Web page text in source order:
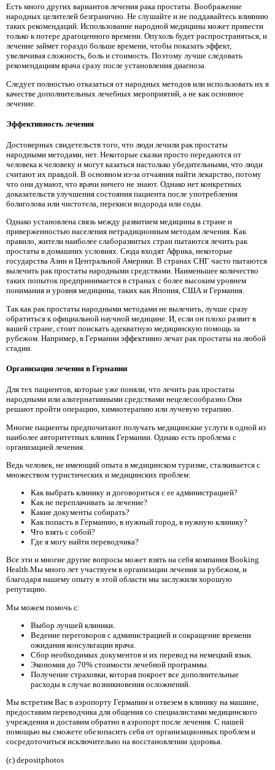
Есть много других вариантов лечения рака простаты. Воображение
народных целителей безгранично. Не слушайте и не поддавайтесь влиянию
таких рекомендаций. Использование народной медицины может привести
только к потере драгоценного времени. Опухоль будет распространяться, и
лечение займет гораздо больше времени, чтобы показать эффект,
увеличивая сложность, боль и стоимость. Поэтому лучше следовать
рекомендациям врача сразу после установления диагноза.
Следует полностью отказаться от народных методов или использовать их в
качестве дополнительных лечебных мероприятий, а не как основное
лечение.
Эффективность лечения
Достоверных свидетельств того, что люди лечили рак простаты
народными методами, нет. Некоторые сказки просто передаются от
человека к человеку и могут казаться настолько убедительными, что люди
считают их правдой. В основном из-за отчаяния найти лекарство, потому
что они думают, что врачи ничего не знают. Однако нет конкретных
доказательств улучшения состояния пациента после употребления
болиголова или чистотела, перекиси водорода или соды.
Однако установлена ​​связь между развитием медицины в стране и
приверженностью населения нетрадиционным методам лечения. Как
правило, жители наиболее слаборазвитых стран пытаются лечить рак
простаты в домашних условиях. Сюда входят Африка, некоторые
государства Азии и Центральной Америки. В странах СНГ часто пытаются
вылечить рак простаты народными средствами. Наименьшее количество
таких попыток предпринимается в странах с более высоким уровнем
понимания и уровня медицины, таких как Япония, США и Германия.
Так как рак простаты народными методами не вылечить, лучше сразу
обратиться к официальной научной медицине. И, если он плохо развит в
вашей стране, стоит поискать адекватную медицинскую помощь за
рубежом. Например, в Германии эффективно лечат рак простаты на любой
стадии.
Организация лечения в Германии
Для тех пациентов, которые уже поняли, что лечить рак простаты
народными или альтернативными средствами нецелесообразно.Они
решают пройти операцию, химиотерапию или лучевую терапию.
Многие пациенты предпочитают получать медицинские услуги в одной из
наиболее авторитетных клиник Германии. Однако есть проблема с
организацией лечения.
Ведь человек, не имеющий опыта в медицинском туризме, сталкивается с
множеством туристических и медицинских проблем:
Как выбрать клинику и договориться с ее администрацией?
Как не переплачивать за лечение?
Какие документы собирать?
Как попасть в Германию, в нужный город, в нужную клинику?
Что взять с собой?
Где я могу найти переводчика?
Все эти и многие другие вопросы может взять на себя компания Booking
Health.Мы много лет участвуем в организации лечения за рубежом, и
благодаря нашему опыту в этой области мы заслужили хорошую
репутацию.
Мы можем помочь с:
Выбор лучшей клиники.
Ведение переговоров с администрацией и сокращение времени
ожидания консультации врача.
Сбор необходимых документов и их перевод на немецкий язык.
Экономия до 70% стоимости лечебной программы.
Получение страховки, которая покроет все дополнительные
расходы в случае возникновения осложнений.
Мы встретим Вас в аэропорту Германии и отвезем в клинику на машине,
предоставим переводчика для общения со специалистами медицинского
учреждения и доставим обратно в аэропорт после лечения. С нашей
помощью вы сможете обезопасить себя от организационных проблем и
сосредоточиться исключительно на восстановлении здоровья.
(c) depositphotos